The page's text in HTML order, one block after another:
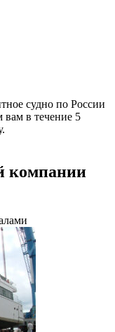
судно по России
вам в течение 5
компании